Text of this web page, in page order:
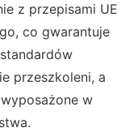
z przepisami UE
co gwarantuje
przeszkoleni, a
w